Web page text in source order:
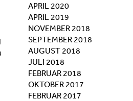
APRIL 2020
APRIL 2019
NOVEMBER 2018
SEPTEMBER 2018
AUGUST 2018
JULI 2018
FEBRUAR 2018
OKTOBER 2017
FEBRUAR 2017